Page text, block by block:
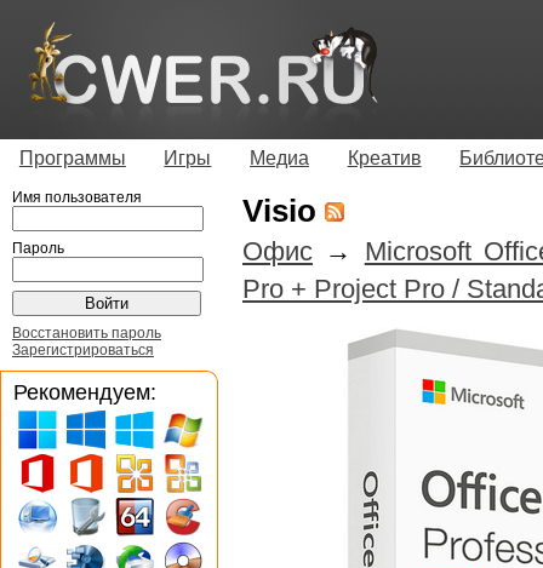
Программы Игры Медиа Креатив
Visio
Офис → Microsoft
Pro + Project Pro /
Имя пользователя
Пароль
Восстановить пароль
Зарегистрироваться
Рекомендуем: